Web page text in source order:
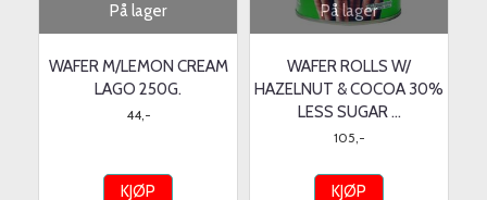
På lager
WAFER M/LEMON CREAM
LAGO 250G.
44,-
KJØP
På lager
WAFER ROLLS W/
HAZELNUT & COCOA 30%
LESS SUGAR ...
105,-
KJØP